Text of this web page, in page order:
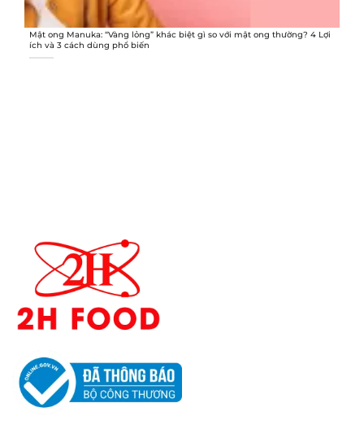
Mật ong Manuka: “Vàng lỏng” khác biệt gì so với mật ong thường? 4 Lợi
ích và 3 cách dùng phổ biến